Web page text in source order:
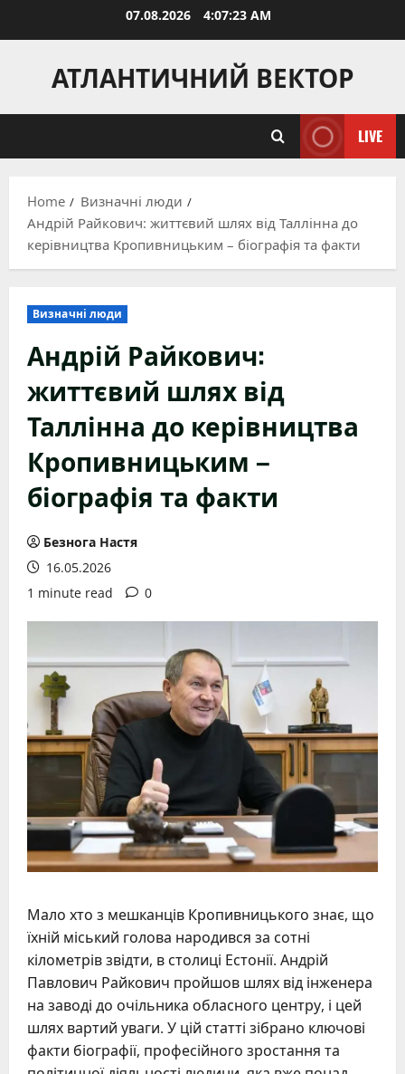
07.08.2026 4:07:24 AM
АТЛАНТИЧНИЙ ВЕКТОР
LIVE
Home
Визначні люди
Андрій Райкович: життєвий шлях від Таллінна до
керівництва Кропивницьким – біографія та факти
Визначні люди
Андрій Райкович:
життєвий шлях від
Таллінна до керівництва
Кропивницьким –
біографія та факти
Безнога Настя
16.05.2026
1 minute read
0
Мало хто з мешканців Кропивницького знає, що
їхній міський голова народився за сотні
кілометрів звідти, в столиці Естонії. Андрій
Павлович Райкович пройшов шлях від інженера
на заводі до очільника обласного центру, і цей
шлях вартий уваги. У цій статті зібрано ключові
факти біографії, професійного зростання та